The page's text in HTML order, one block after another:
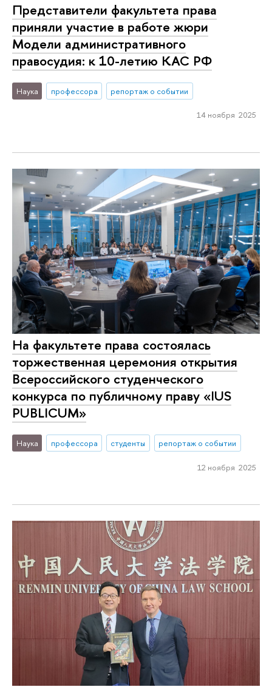
Представители факультета права
приняли участие в работе жюри
Модели административного
правосудия: к 10-летию КАС РФ
Наука профессора репортаж о событии
14 ноября 2025
На факультете права состоялась
торжественная церемония открытия
Всероссийского студенческого
конкурса по публичному праву «IUS
PUBLICUM»
Наука профессора студенты репортаж о событии
12 ноября 2025